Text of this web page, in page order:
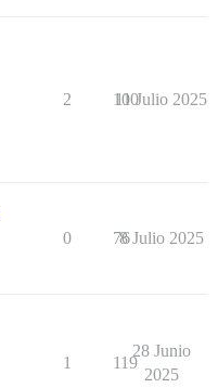
2 100
11 Julio 2025
0 76
8 Julio 2025
1 119
28 Junio
2025